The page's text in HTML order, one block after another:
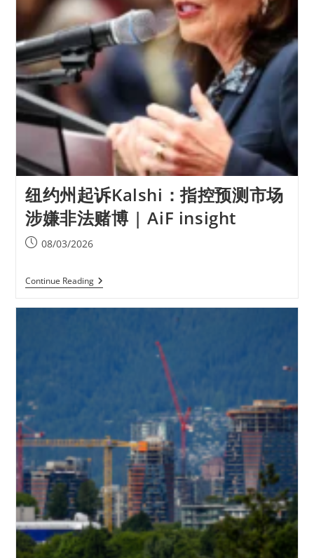
纽约州起诉Kalshi：指控预测市场
涉嫌非法赌博 | AiF insight
08/03/2026
Continue Reading